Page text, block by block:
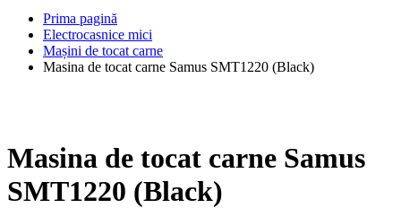
Prima pagină
Electrocasnice mici
Mașini de tocat carne
Masina de tocat carne Samus SMT1220 (Black)
Masina de tocat carne Samus
SMT1220 (Black)